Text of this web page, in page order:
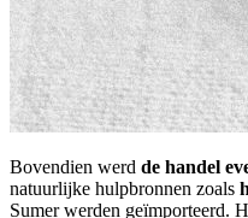
Bovendien werd de handel
natuurlijke hulpbronnen zoals
Sumer werden geïmporteerd.